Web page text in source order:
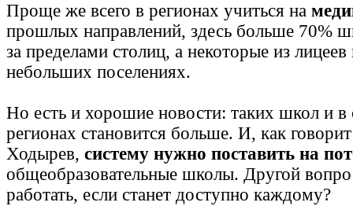
Проще же всего в регионах учиться на
прошлых направлений, здесь больше 70%
за пределами столиц, а некоторые из лицеев
небольших поселениях.
Но есть и хорошие новости: таких школ и в
регионах становится больше. И, как
Ходырев, систему нужно поставить на
общеобразовательные школы. Другой
работать, если станет доступно каждому?